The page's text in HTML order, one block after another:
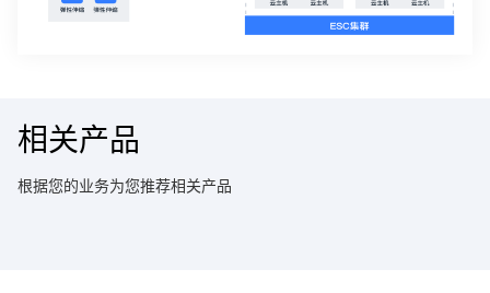
相关产品
根据您的业务为您推荐相关产品